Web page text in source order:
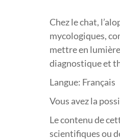
Chez le chat,
mycologiques,
mettre en
diagnostique et
Langue: Français
Vous avez la
Le contenu de
scientifiques ou